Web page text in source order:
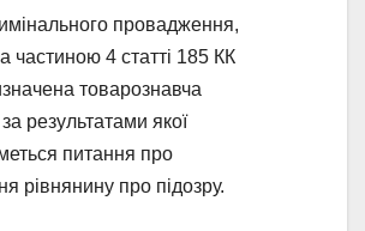
провадження,
частиною 4 статті 185 КК
товарознавча
результатами якої
питання про
рівнянину про підозру.